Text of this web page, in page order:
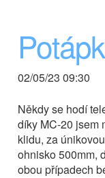
02/05/23 09:30
Někdy se hodí
díky MC-20 jsem
klidu, za
ohnisko 500mm,
obou případech